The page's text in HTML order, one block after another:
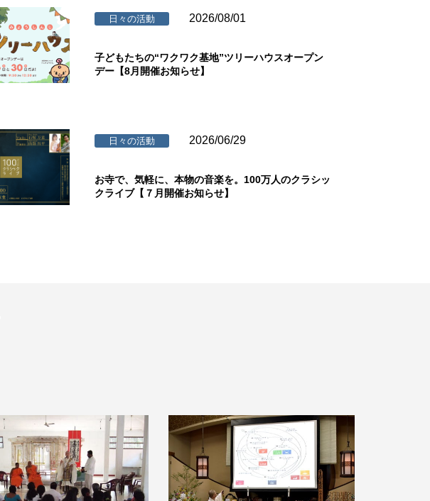
日々の活動 2026/08/01
子どもたちの“ワクワク基地”ツリーハウスオープン
デー【8月開催お知らせ】
日々の活動 2026/06/29
お寺で、気軽に、本物の音楽を。100万人のクラシッ
クライブ【７月開催お知らせ】